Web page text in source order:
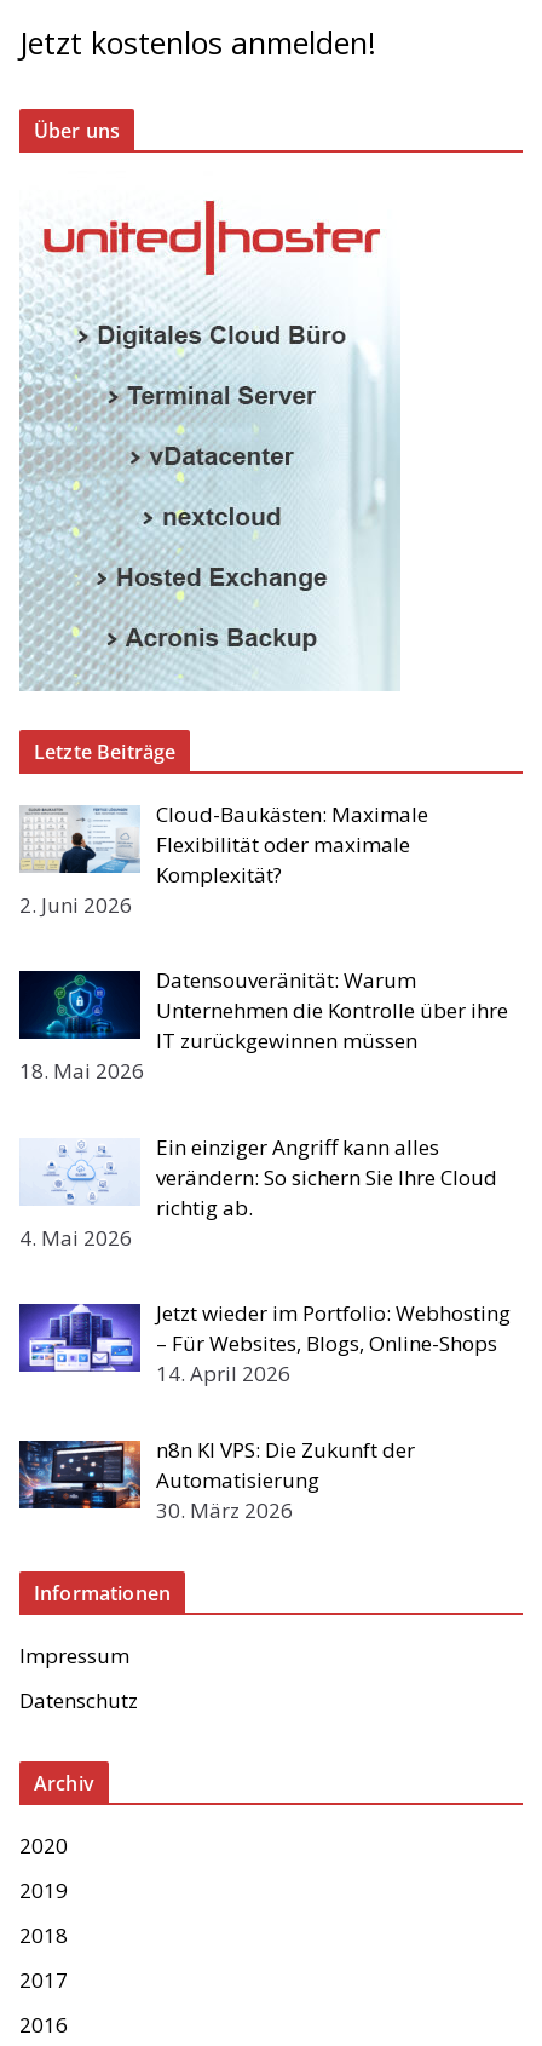
Jetzt kostenlos anmelden!
Über uns
Letzte Beiträge
Cloud-Baukästen: Maximale
Flexibilität oder maximale
Komplexität?
2. Juni 2026
Datensouveränität: Warum
Unternehmen die Kontrolle über ihre
IT zurückgewinnen müssen
18. Mai 2026
Ein einziger Angriff kann alles
verändern: So sichern Sie Ihre Cloud
richtig ab.
4. Mai 2026
Jetzt wieder im Portfolio: Webhosting
– Für Websites, Blogs, Online-Shops
14. April 2026
n8n KI VPS: Die Zukunft der
Automatisierung
30. März 2026
Informationen
Impressum
Datenschutz
Archiv
2020
2019
2018
2017
2016